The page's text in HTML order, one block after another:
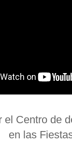
el Centro de
en las